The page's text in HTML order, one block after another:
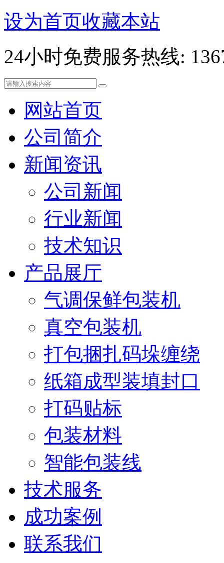
设为首页收藏本站
24小时免费服务热线:
网站首页
公司简介
新闻资讯
公司新闻
行业新闻
技术知识
产品展厅
气调保鲜包装机
真空包装机
打包捆扎码垛缠绕
纸箱成型装填封口
打码贴标
包装材料
智能包装线
技术服务
成功案例
联系我们